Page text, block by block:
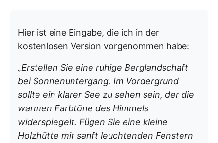
Hier ist eine Eingabe, die ich in der
kostenlosen Version vorgenommen habe:
„Erstellen Sie eine ruhige Berglandschaft
bei Sonnenuntergang. Im Vordergrund
sollte ein klarer See zu sehen sein, der die
warmen Farbtöne des Himmels
widerspiegelt. Fügen Sie eine kleine
Holzhütte mit sanft leuchtenden Fenstern